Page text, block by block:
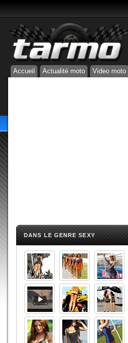
Accueil Actualité moto Video moto
DANS LE GENRE SEXY